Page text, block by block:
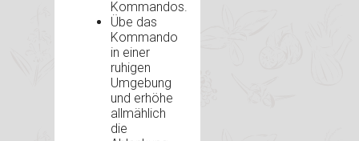
Kommandos.
Übe das
Kommando
in einer
ruhigen
Umgebung
und erhöhe
allmählich
die